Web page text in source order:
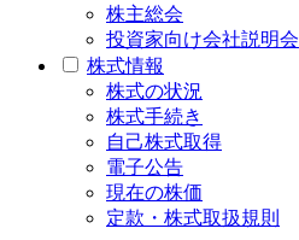
株主総会
投資家向け会社説明会
株式情報
株式の状況
株式手続き
自己株式取得
電子公告
現在の株価
定款・株式取扱規則